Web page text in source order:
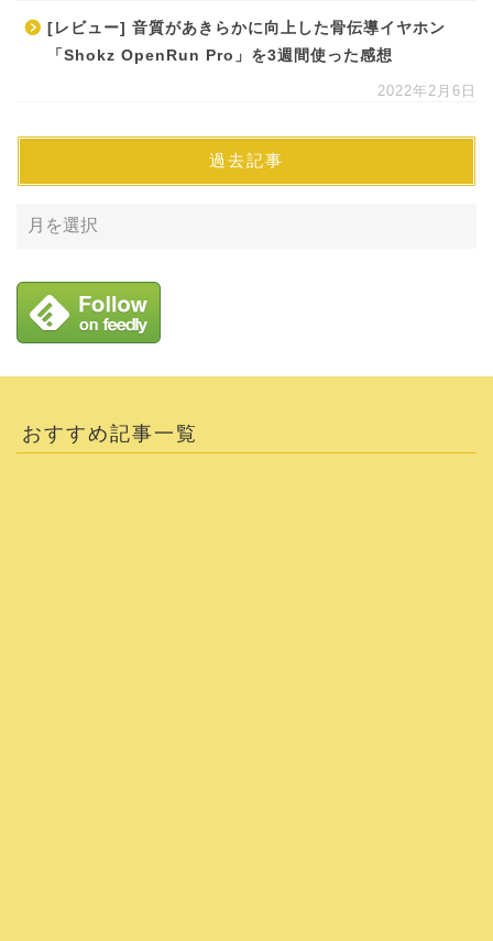
[レビュー] 音質があきらかに向上した骨伝導イヤホン
「Shokz OpenRun Pro」を3週間使った感想
2022年2月6日
過去記事
おすすめ記事一覧